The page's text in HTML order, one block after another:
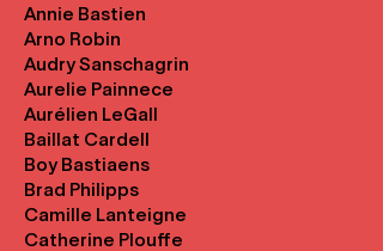
Annie Bastien
Arno Robin
Audry Sanschagrin
Aurelie Painnece
Aurélien LeGall
Baillat Cardell
Boy Bastiaens
Brad Philipps
Camille Lanteigne
Catherine Plouffe